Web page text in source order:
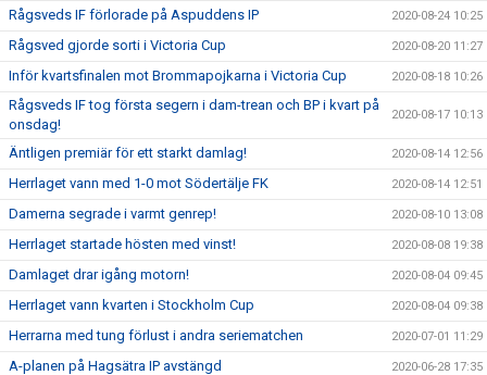
Rågsveds IF förlorade på Aspuddens IP 2020-08-24 10:25
Rågsved gjorde sorti i Victoria Cup 2020-08-20 11:27
Inför kvartsfinalen mot Brommapojkarna i Victoria Cup 2020-08-18 10:26
Rågsveds IF tog första segern i dam-trean och BP i kvart på
onsdag!
2020-08-17 10:13
Äntligen premiär för ett starkt damlag! 2020-08-14 12:56
Herrlaget vann med 1-0 mot Södertälje FK 2020-08-14 12:51
Damerna segrade i varmt genrep! 2020-08-10 13:08
Herrlaget startade hösten med vinst! 2020-08-08 19:38
Damlaget drar igång motorn! 2020-08-04 09:45
Herrlaget vann kvarten i Stockholm Cup 2020-08-04 09:38
Herrarna med tung förlust i andra seriematchen 2020-07-01 11:29
A-planen på Hagsätra IP avstängd 2020-06-28 17:35